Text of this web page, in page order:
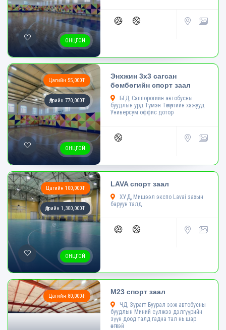
ОНЦГОЙ
Цагийн 55,000₮
ОНЦГОЙ
Өдрийн 770,000₮
Энхжин 3х3 сагсан
бөмбөгийн спорт заал
БГД, Саппорогийн автобусны
буудлын урд Түмэн Төмөртийн хажууд
Универсум оффис дотор
Цагийн 100,000₮
ОНЦГОЙ
Өдрийн 1,300,000₮
LAVA спорт заал
ХУД, Мишээл экспо Lavai захын
баруун талд
Цагийн 80,000₮
M23 спорт заал
ЧД, Зурагт Буурал ээж автобусны
буудлын Миний сүлжээ дэлгүүрийн
зүүн доод талд гадна тал нь шар
өнгөтэй